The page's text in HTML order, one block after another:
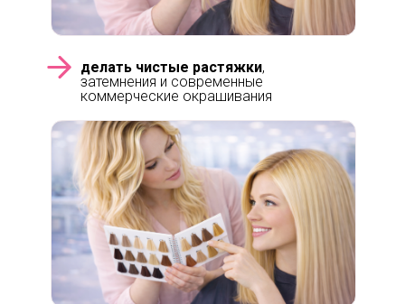
делать чистые растяжки,
затемнения и современные
коммерческие окрашивания